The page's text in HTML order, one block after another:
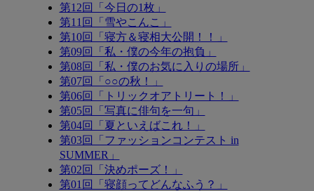
第12回「今日の1枚」
第11回「雪やこんこ」
第10回「寝方＆寝相大公開！！」
第09回「私・僕の今年の抱負」
第08回「私・僕のお気に入りの場所」
第07回「○○の秋！」
第06回「トリックオアトリート！」
第05回「写真に俳句を一句」
第04回「夏といえばこれ！」
第03回「ファッションコンテスト in
SUMMER」
第02回「決めポーズ！」
第01回「寝顔ってどんなふう？」